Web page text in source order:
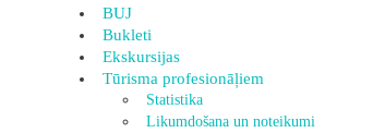
BUJ
Bukleti
Ekskursijas
Tūrisma profesionāļiem
Statistika
Likumdošana un noteikumi